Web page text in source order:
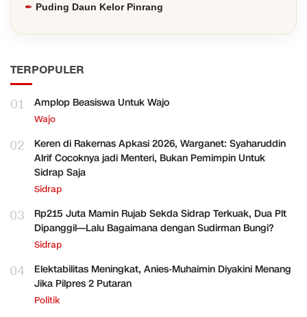
Puding Daun Kelor Pinrang
TERPOPULER
01 Amplop Beasiswa Untuk Wajo
Wajo
02
Keren di Rakernas Apkasi 2026, Warganet: Syaharuddin
Alrif Cocoknya jadi Menteri, Bukan Pemimpin Untuk
Sidrap Saja
Sidrap
03
Rp215 Juta Mamin Rujab Sekda Sidrap Terkuak, Dua Plt
Dipanggil—Lalu Bagaimana dengan Sudirman Bungi?
Sidrap
04
Elektabilitas Meningkat, Anies-Muhaimin Diyakini Menang
Jika Pilpres 2 Putaran
Politik